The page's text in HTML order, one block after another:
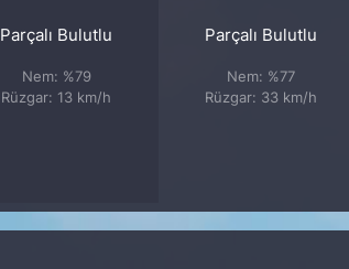
Parçalı Bulutlu
Nem: %79
Rüzgar: 13 km/h
Parçalı Bulutlu
Nem: %77
Rüzgar: 33 km/h